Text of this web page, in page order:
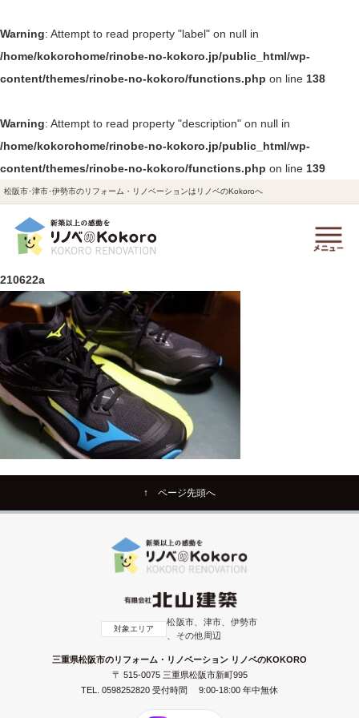
Warning: Attempt to read property "label" on null in
/home/kokorohome/rinobe-no-kokoro.jp/public_html/wp-
content/themes/rinobe-no-kokoro/functions.php on line 138
Warning: Attempt to read property "description" on null in
/home/kokorohome/rinobe-no-kokoro.jp/public_html/wp-
content/themes/rinobe-no-kokoro/functions.php on line 139
松阪市･津市･伊勢市のリフォーム・リノベーションはリノベのKokoroへ
210622a
↑ ページ先頭へ
対象エリア
松阪市、津市、伊勢市
、その他周辺
三重県松阪市のリフォーム・リノベーション リノベのKOKORO
〒 515-0075 三重県松阪市新町995
TEL. 0598252820 受付時間 9:00-18:00 年中無休